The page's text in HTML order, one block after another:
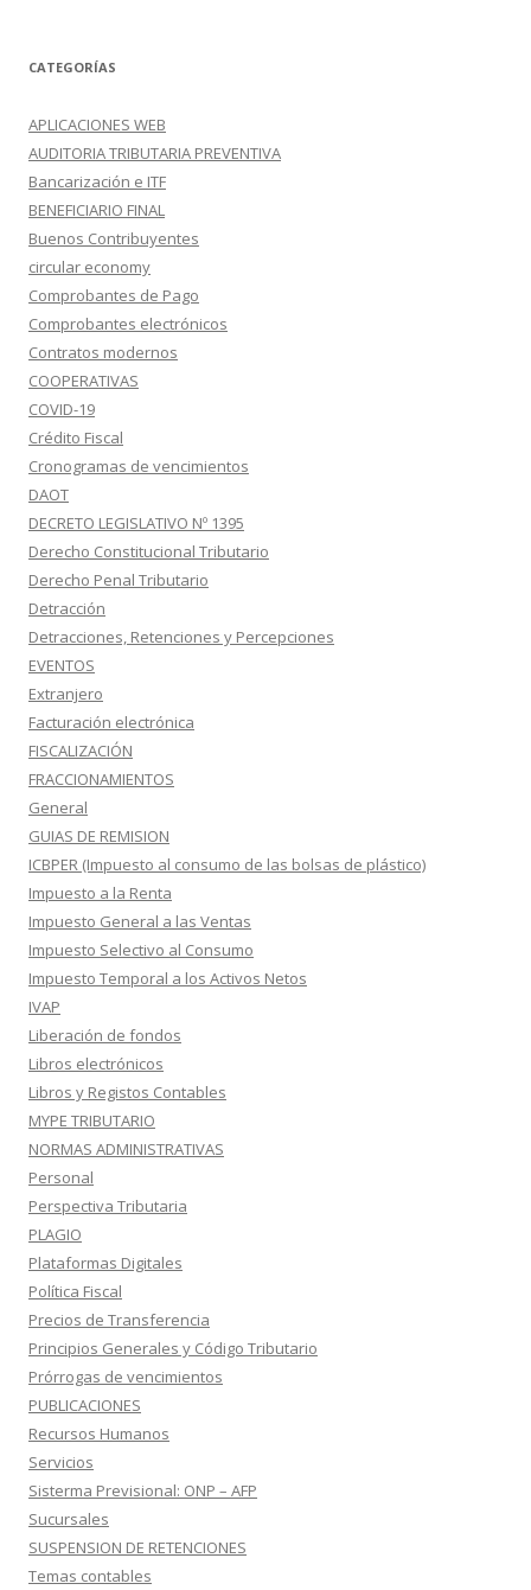
CATEGORÍAS
APLICACIONES WEB
AUDITORIA TRIBUTARIA PREVENTIVA
Bancarización e ITF
BENEFICIARIO FINAL
Buenos Contribuyentes
circular economy
Comprobantes de Pago
Comprobantes electrónicos
Contratos modernos
COOPERATIVAS
COVID-19
Crédito Fiscal
Cronogramas de vencimientos
DAOT
DECRETO LEGISLATIVO Nº 1395
Derecho Constitucional Tributario
Derecho Penal Tributario
Detracción
Detracciones, Retenciones y Percepciones
EVENTOS
Extranjero
Facturación electrónica
FISCALIZACIÓN
FRACCIONAMIENTOS
General
GUIAS DE REMISION
ICBPER (Impuesto al consumo de las bolsas de plástico)
Impuesto a la Renta
Impuesto General a las Ventas
Impuesto Selectivo al Consumo
Impuesto Temporal a los Activos Netos
IVAP
Liberación de fondos
Libros electrónicos
Libros y Registos Contables
MYPE TRIBUTARIO
NORMAS ADMINISTRATIVAS
Personal
Perspectiva Tributaria
PLAGIO
Plataformas Digitales
Política Fiscal
Precios de Transferencia
Principios Generales y Código Tributario
Prórrogas de vencimientos
PUBLICACIONES
Recursos Humanos
Servicios
Sisterma Previsional: ONP – AFP
Sucursales
SUSPENSION DE RETENCIONES
Temas contables